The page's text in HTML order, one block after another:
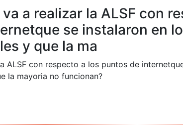
a realizar la ALSF con
se instalaron en
y que la ma
ALSF con respecto a los puntos de
la mayoria no funcionan?